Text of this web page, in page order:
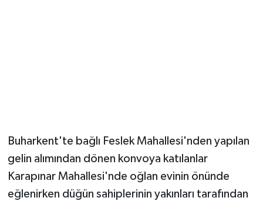
Buharkent'te bağlı Feslek Mahallesi'nden yapılan
gelin alımından dönen konvoya katılanlar
Karapınar Mahallesi'nde oğlan evinin önünde
eğlenirken düğün sahiplerinin yakınları tarafından